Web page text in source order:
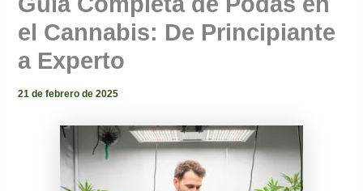
el Cannabis: De Principiante
a Experto
21 de febrero de 2025